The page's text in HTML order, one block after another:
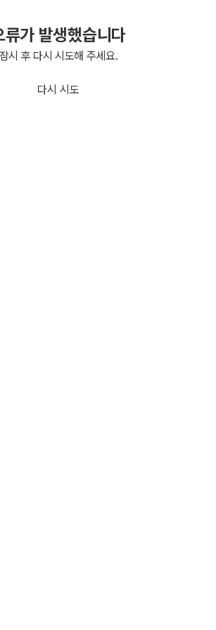
류가 발생했습니다
잠시 후 다시 시도해 주세요.
다시 시도